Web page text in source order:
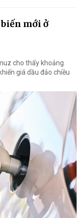
mới ở
cho thấy khoảng
giá dầu đảo chiều